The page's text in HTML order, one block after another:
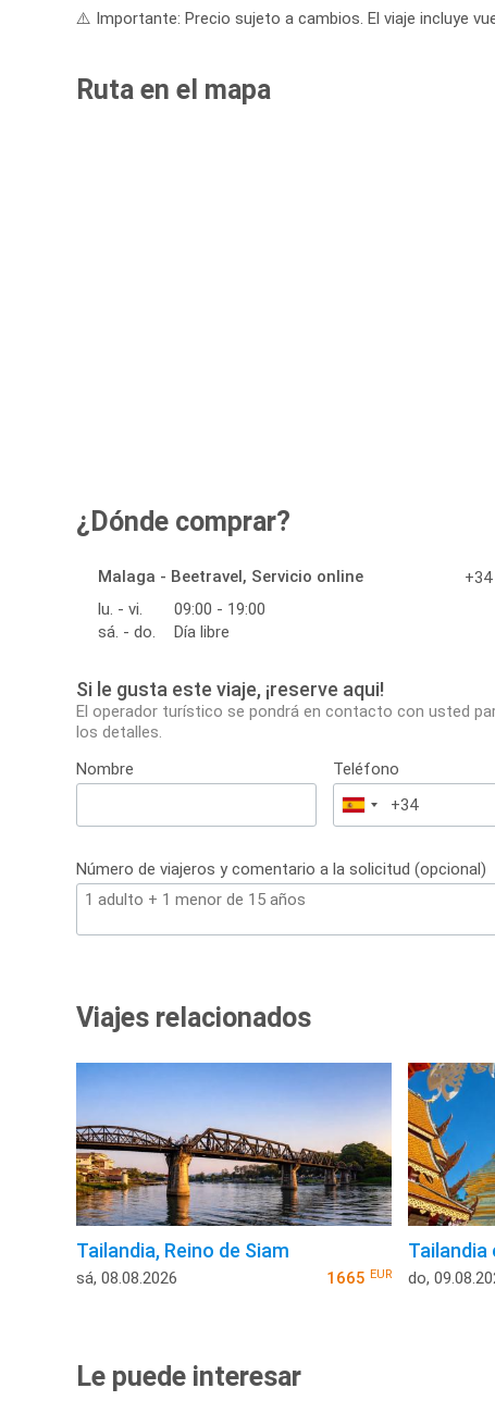
⚠️ Importante: Precio sujeto a cambios. El viaje incluye
Ruta en el mapa
¿Dónde comprar?
Malaga - Beetravel, Servicio online
lu. - vi.
09:00 - 19:00
sá. - do.
Día libre
Si le gusta este viaje, ¡reserve aqui!
El operador turístico se pondrá en contacto con usted
los detalles.
Nombre
Teléfono
España
+34
Número de viajeros y comentario a la solicitud (opcional)
Viajes relacionados
Tailandia, Reino de Siam
sá, 08.08.2026 1665 EUR
Tailandia
do,
Le puede interesar